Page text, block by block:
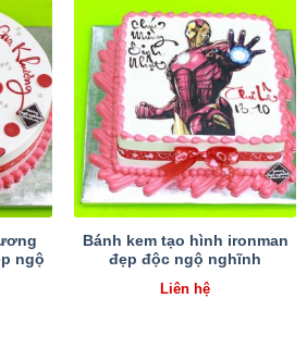
ngộ
Bánh kem tạo hình ironman
đẹp độc ngộ nghĩnh
Liên hệ